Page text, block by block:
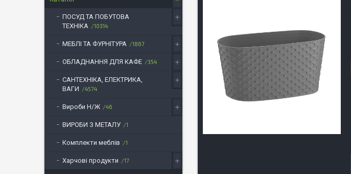
ПОСУД ТА ПОБУТОВА
ТЕХНІКА
10314
МЕБЛІ ТА ФУРНІТУРА 1867
ОБЛАДНАННЯ ДЛЯ КАФЕ 354
САНТЕХНІКА, ЕЛЕКТРИКА,
ВАГИ
4574
Вироби Н/Ж 46
ВИРОБИ З МЕТАЛУ 1
Комплекти меблів 1
Харчові продукти 17